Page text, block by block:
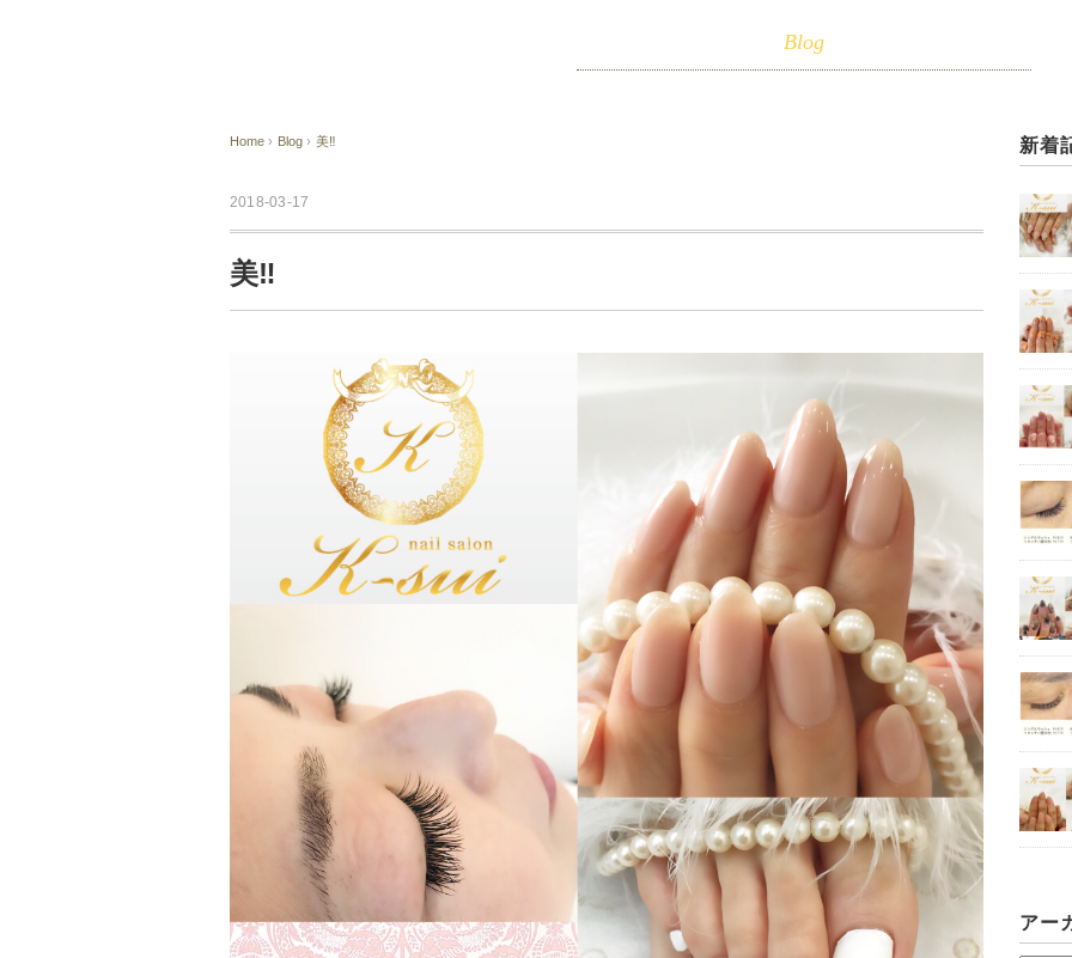
Blog
Home › Blog › 美‼︎
2018-03-17
美‼︎
新着
アー